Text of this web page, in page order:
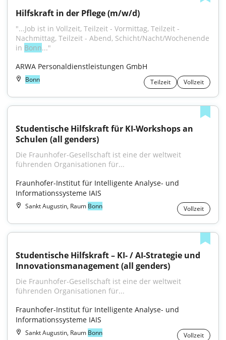
Hilfskraft in der Pflege (m/w/d)
"...Job ist in Vollzeit, Teilzeit - Vormittag, Teilzeit -
Nachmittag, Teilzeit - Abend, Schicht/Nacht/Wochenende
in Bonn..."
ARWA Personaldienstleistungen GmbH
Bonn Teilzeit Vollzeit
Studentische Hilfskraft für KI-Workshops an
Schulen (all genders)
Die Fraunhofer-Gesellschaft ist eine der weltweit
führenden Organisationen für...
Fraunhofer-Institut für Intelligente Analyse- und
Informationssysteme IAIS
Sankt Augustin, Raum Bonn Vollzeit
Studentische Hilfskraft – KI- / AI-Strategie und
Innovationsmanagement (all genders)
Die Fraunhofer-Gesellschaft ist eine der weltweit
führenden Organisationen für...
Fraunhofer-Institut für Intelligente Analyse- und
Informationssysteme IAIS
Sankt Augustin, Raum Bonn Vollzeit